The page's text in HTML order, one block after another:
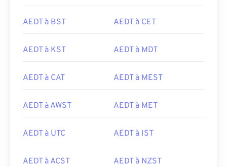
AEDT à BST AEDT à CET
AEDT à KST AEDT à MDT
AEDT à CAT AEDT à MEST
AEDT à AWST AEDT à MET
AEDT à UTC AEDT à IST
AEDT à ACST AEDT à NZST